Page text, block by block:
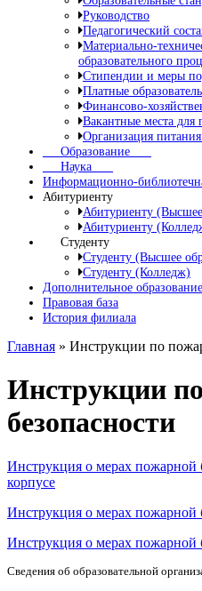
Руководство
Педагогический
Материально-
образовательного
Стипендии и меры
Платные
Финансово-
Вакантные места
Организация
Образование
Наука
Информационно-
Абитуриенту
Абитуриенту
Абитуриенту
Студенту
Студенту (Высшее
Студенту (Колледж)
Дополнительное образование
Правовая база
История филиала
Главная » Инструкции по
Инструкции
безопасности
Инструкция о мерах пожарной
корпусе
Инструкция о мерах пожарной
Инструкция о мерах пожарной
Сведения об образовательной